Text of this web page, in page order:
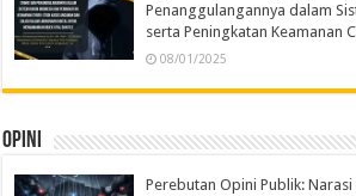
Penanggulangannya dalam
serta Peningkatan Keamanan
08/01/2025
Opini
Perebutan Opini Publik: